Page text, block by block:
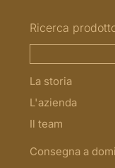
Ricerca
La storia
L'azienda
Il team
Consegna a